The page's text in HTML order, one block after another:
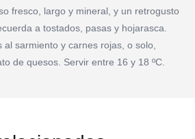
fresco, largo y mineral, y un retrogusto
a tostados, pasas y hojarasca.
al sarmiento y carnes rojas, o solo,
de quesos. Servir entre 16 y 18 ºC.